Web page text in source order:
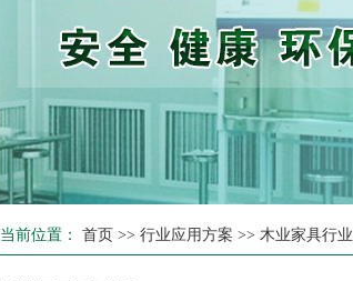
当前位置： 首页 >>行业应用方案 >>木业家具行业